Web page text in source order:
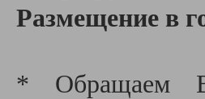
Размещение в
* Обращаем